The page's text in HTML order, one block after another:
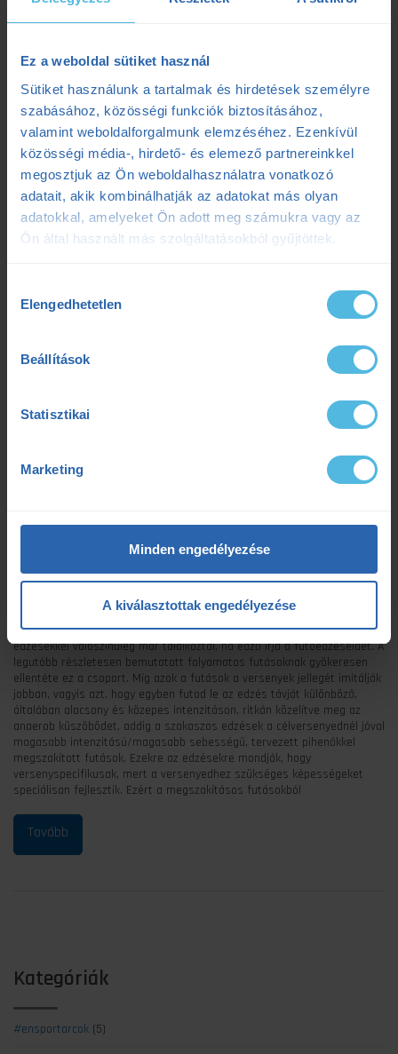
Ez a weboldal sütiket használ
Sütiket használunk a tartalmak és hirdetések személyre
szabásához, közösségi funkciók biztosításához,
valamint weboldalforgalmunk elemzéséhez. Ezenkívül
közösségi média-, hirdető- és elemező partnereinkkel
megosztjuk az Ön weboldalhasználatra vonatkozó
adatait, akik kombinálhatják az adatokat más olyan
adatokkal, amelyeket Ön adott meg számukra vagy az
Ön által használt más szolgáltatásokból gyűjtöttek.
kiválasztása
Elengedhetetlen
Beállítások
Statisztikai
Marketing
Minden engedélyezése
A kiválasztottak engedélyezése
edzés típusról. Vannak akik szerint felesleges használni, csak a
intenzitás miatt felesleges csinálni annak, aki az állóképességét akarja
mennyiségnél is többet csinálnak a résztávokból. Nem csak a profik
privilégiuma
Tempófutás
,Tibi Mondja
Értsd a tudományt: Megszakított futások
Értsd a tudományt rovatunk mai fejezetében azt mutatjuk meg, hogy a
megszakításos futóedzések alatt pontosan mit értünk. Ezekkel az
edzésekkel valószínűleg már találkoztál, ha edző írja a futóedzéseidet. A
legutóbb részletesen bemutatott folyamatos futásoknak gyökeresen
ellentéte ez a csoport. Míg azok a futások a versenyek jellegét imitálják
jobban, vagyis azt, hogy egyben futod le az edzés távját különböző,
általában alacsony és közepes intenzitáson, ritkán közelítve meg az
anaerob küszöbödet, addig a szakaszos edzések a célversenyednél jóval
magasabb intenzitású/magasabb sebességű, tervezett pihenőkkel
megszakított futások. Ezekre az edzésekre mondják, hogy
versenyspecifikusak, mert a versenyedhez szükséges képességeket
speciálisan fejlesztik. Ezért a megszakításos futásokból
Kategóriák
#ensportarcok (5)